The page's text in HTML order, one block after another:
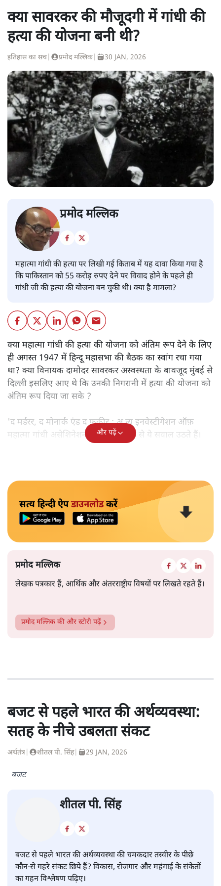
क्या सावरकर की मौजूदगी में गांधी की
हत्या की योजना बनी थी?
इतिहास का सच प्रमोद मल्लिक 30 JAN, 2026
प्रमोद मल्लिक
महात्मा गांधी की हत्या पर लिखी गई किताब में यह दावा किया गया है
कि पाकिस्तान को 55 करोड़ रुपए देने पर विवाद होने के पहले ही
गांधी जी की हत्या की योजना बन चुकी थी। क्या है मामला?
क्या महात्मा गांधी की हत्या की योजना को अंतिम रूप देने के लिए
ही अगस्त 1947 में हिन्दू महासभा की बैठक का स्वांग रचा गया
था? क्या विनायक दामोदर सावरकर अस्वस्थता के बावजूद मुंबई से
दिल्ली इसलिए आए थे कि उनकी निगरानी में हत्या की योजना को
अंतिम रूप दिया जा सके ?
'द मर्डरर, द मोनार्क एंड द फ़कीर : अ न्यू इनवेस्टीगेशन ऑफ़
महात्मा गांधी असेशिनेशन' नामक किताब से ये सवाल उठते हैं।
और पढ़ें
सत्य हिन्दी ऐपडाउनलोडकरें
प्रमोद मल्लिक
लेखक पत्रकार हैं, आर्थिक और अंतरराष्ट्रीय विषयों पर लिखते रहते हैं।
प्रमोद मल्लिक की और स्टोरी पढ़ें
बजट से पहले भारत की अर्थव्यवस्था:
सतह के नीचे उबलता संकट
अर्थतंत्र शीतल पी. सिंह| 29 JAN, 2026